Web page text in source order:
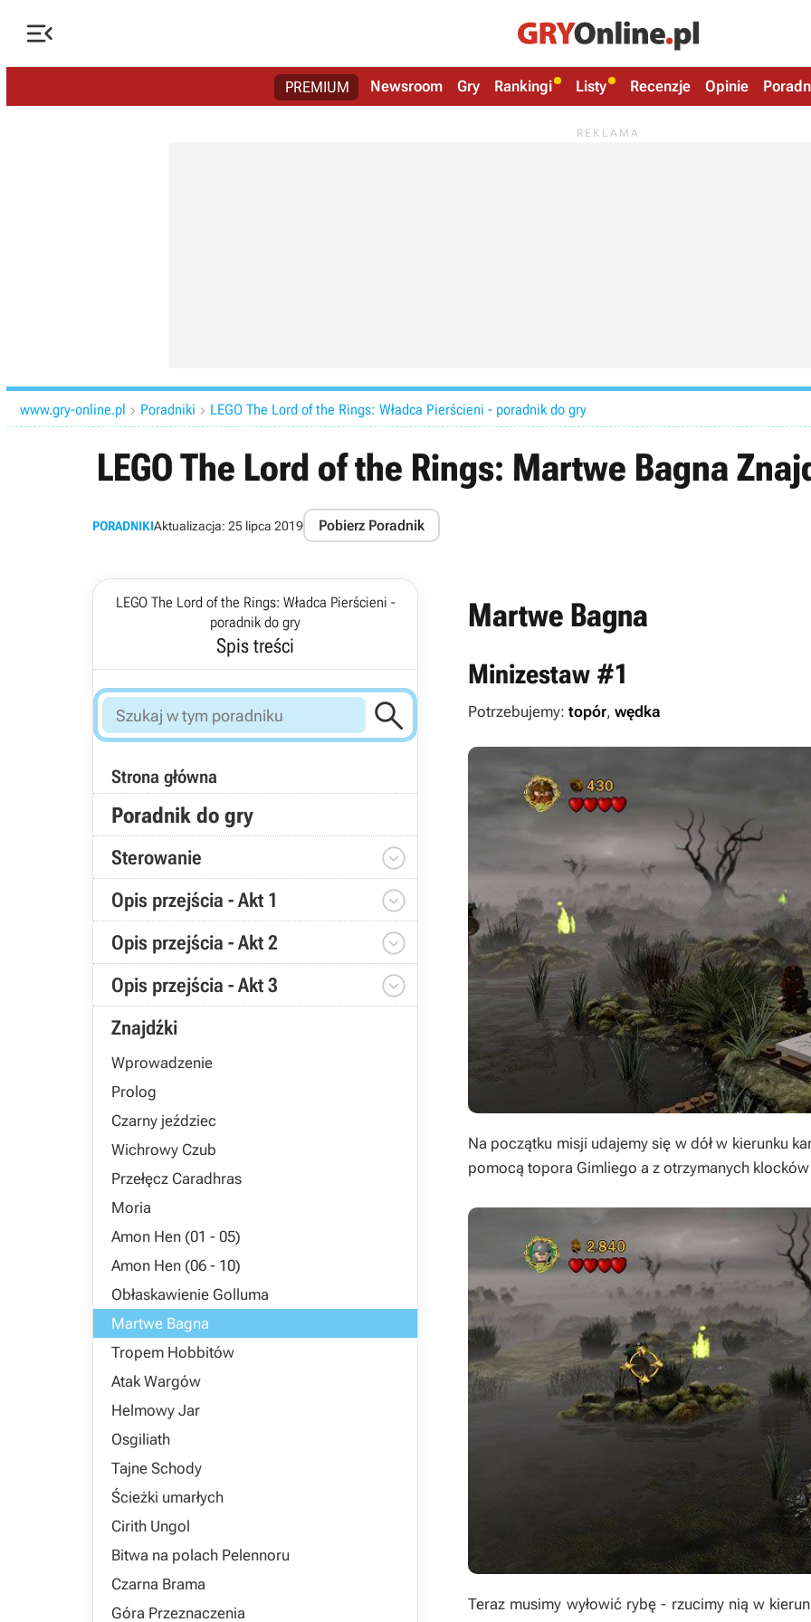

PREMIUM Newsroom Gry Rankingi Listy Recenzje Opinie
www.gry-online.pl  Poradniki  LEGO The Lord of the Rings: Władca Pierścieni - poradnik do gry
LEGO The Lord of the Rings: Martwe Bagna
PORADNIKIAktualizacja: 25 lipca 2019 Pobierz Poradnik
LEGO The Lord of the Rings: Władca Pierścieni -
poradnik do gry
Spis treści

Strona główna
Poradnik do gry
Sterowanie 
Opis przejścia - Akt 1 
Opis przejścia - Akt 2 
Opis przejścia - Akt 3 
Znajdźki
Wprowadzenie
Prolog
Czarny jeździec
Wichrowy Czub
Przełęcz Caradhras
Moria
Amon Hen (01 - 05)
Amon Hen (06 - 10)
Obłaskawienie Golluma
Martwe Bagna
Tropem Hobbitów
Atak Wargów
Helmowy Jar
Osgiliath
Tajne Schody
Ścieżki umarłych
Cirith Ungol
Bitwa na polach Pelennoru
Czarna Brama
Góra Przeznaczenia
Martwe Bagna
Minizestaw #1
Potrzebujemy: topór, wędka
Na początku misji udajemy się w dół w kierunku
pomocą topora Gimliego a z otrzymanych
Teraz musimy wyłowić rybę - rzucimy nią w